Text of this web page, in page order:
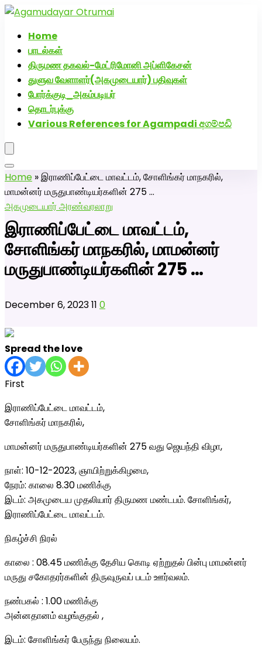
Home
பாடல்கள்
திருமண தகவல்-மேட்ரிமோனி அப்ளிகேசன்
துளுவ வேளாளர்(அகமுடையார்) பதிவுகள்
போர்க்குடி_அகம்படியர்
தொடர்புக்கு
Various References for Agampadi අගම්පඩි
Home »இராணிப்பேட்டை மாவட்டம், சோளிங்கர் மாநகரில்,
மாமன்னர் மருதுபாண்டியர்களின் 275 …
அகமுடையார் அரண்வரலாறு
இராணிப்பேட்டை மாவட்டம்,
சோளிங்கர் மாநகரில், மாமன்னர்
மருதுபாண்டியர்களின் 275 …
December 6, 202311 0
Spread the love
First
இராணிப்பேட்டை மாவட்டம்,
சோளிங்கர் மாநகரில்,
மாமன்னர் மருதுபாண்டியர்களின் 275 வது ஜெயந்தி விழா,
நாள்: 10-12-2023, ஞாயிற்றுக்கிழமை,
நேரம்: காலை 8.30 மணிக்கு
இடம்: அகமுடைய முதலியார் திருமண மண்டபம். சோளிங்கர்,
இராணிப்பேட்டை மாவட்டம்.
நிகழ்ச்சி நிரல்
காலை : 08.45 மணிக்கு தேசிய கொடி ஏற்றுதல் பின்பு மாமன்னர்
மருது சகோதரர்களின் திருவுருவப் படம் ஊர்வலம்.
நண்பகல் : 1.00 மணிக்கு
அன்னதானம் வழங்குதல் ,
இடம்: சோளிங்கர் பேருந்து நிலையம்.
அகமுடையார் திருமண வரன்களுக்கு அகமுடையார்மேட்ரி-